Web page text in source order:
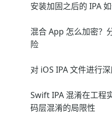
安装加固之后的 IPA
混合 App 怎么加密？
险
对 iOS IPA 文件进行
Swift IPA 混淆在工程
码层混淆的局限性